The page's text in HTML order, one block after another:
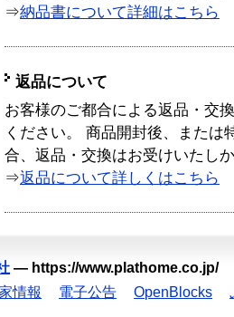
⇒納品書について詳細はこちら
返品について
お客様のご都合による返品・交
ください。 商品開封後、または
合、返品・交換はお受けいたし
⇒返品について詳しくはこちら
— https://www.plathome.co.jp/
情報 電子公告 OpenBlocks